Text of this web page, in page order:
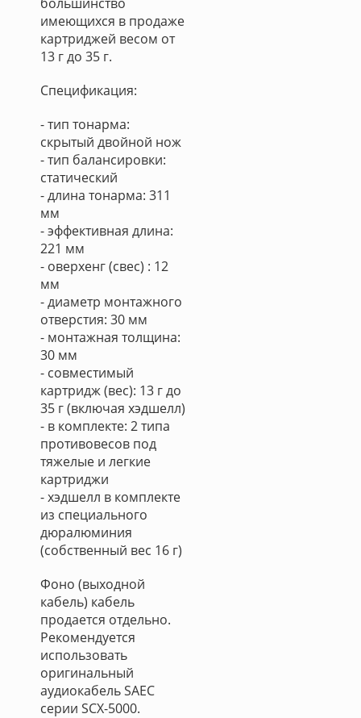
имеющихся в продаже
картриджей весом от
13 г до 35 г.
Спецификация:
- тип тонарма:
скрытый двойной нож
- тип балансировки:
статический
- длина тонарма: 311
мм
- эффективная длина:
221 мм
- оверхенг (свес) : 12
мм
- диаметр монтажного
отверстия: 30 мм
- монтажная толщина:
30 мм
- совместимый
картридж (вес): 13 г до
35 г (включая хэдшелл)
- в комплекте: 2 типа
противовесов под
тяжелые и легкие
картриджи
- хэдшелл в комплекте
из специального
дюралюминия
(собственный вес 16 г)
Фоно (выходной
кабель) кабель
продается отдельно.
Рекомендуется
использовать
оригинальный
аудиокабель SAEC
серии SCX-5000.